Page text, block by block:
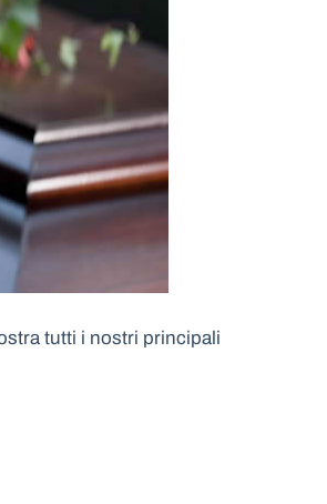
tutti i nostri principali